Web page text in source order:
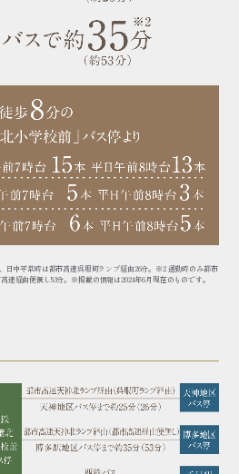
中平常時は都市高速呉服町ランプ経由26分。 ※2 通勤時のみ都市
速経由便無し53分。 ※掲載の情報は2024年6月現在のものです。